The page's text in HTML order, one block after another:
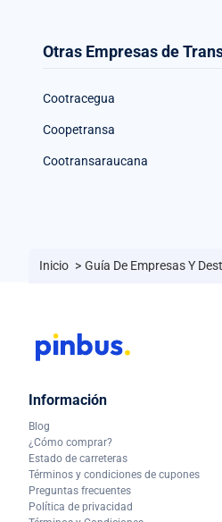
Otras Empresas de
Cootracegua
Coopetransa
Cootransaraucana
Inicio > Guía De Empresas Y
Información
Blog
¿Cómo comprar?
Estado de carreteras
Términos y condiciones de cupones
Preguntas frecuentes
Política de privacidad